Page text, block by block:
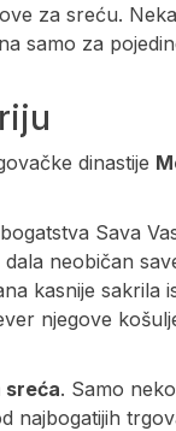
za sreću.
samo za
dinastije
Sava
neobičan
kasnije sakrila
njegove
. Samo